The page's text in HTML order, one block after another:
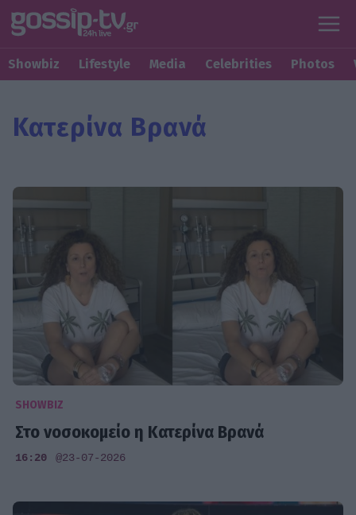
Showbiz Lifestyle Media Celebrities Photos
Κατερίνα Βρανά
SHOWBIZ
Στο νοσοκομείο η Κατερίνα Βρανά
16:20 @23-07-2026